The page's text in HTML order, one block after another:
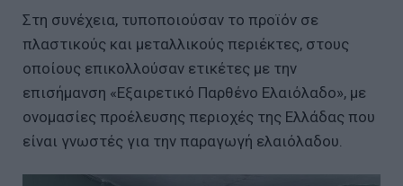
Στη συνέχεια, τυποποιούσαν το προϊόν σε
πλαστικούς και μεταλλικούς περιέκτες, στους
οποίους επικολλούσαν ετικέτες με την
επισήμανση «Εξαιρετικό Παρθένο Ελαιόλαδο», με
ονομασίες προέλευσης περιοχές της Ελλάδας που
είναι γνωστές για την παραγωγή ελαιόλαδου.